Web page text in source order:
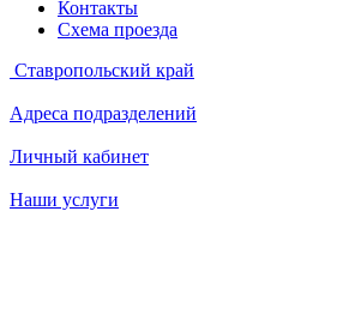
Контакты
Схема проезда
Ставропольский край
Адреса подразделений
Личный кабинет
Наши услуги